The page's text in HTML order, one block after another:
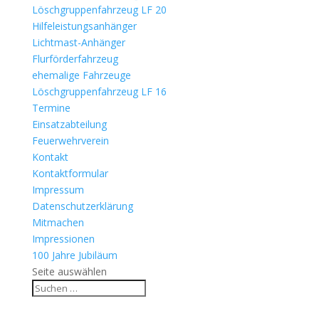
Löschgruppenfahrzeug LF 20
Hilfeleistungsanhänger
Lichtmast-Anhänger
Flurförderfahrzeug
ehemalige Fahrzeuge
Löschgruppenfahrzeug LF 16
Termine
Einsatzabteilung
Feuerwehrverein
Kontakt
Kontaktformular
Impressum
Datenschutzerklärung
Mitmachen
Impressionen
100 Jahre Jubiläum
Seite auswählen